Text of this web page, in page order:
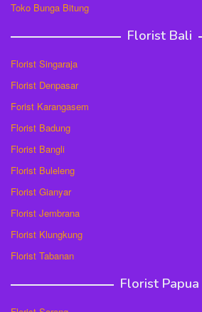
Toko Bunga Bitung
Florist Bali
Florist Singaraja
Florist Denpasar
Forist Karangasem
Florist Badung
Florist Bangli
Florist Buleleng
Florist Gianyar
Florist Jembrana
Florist Klungkung
Florist Tabanan
Florist Papua